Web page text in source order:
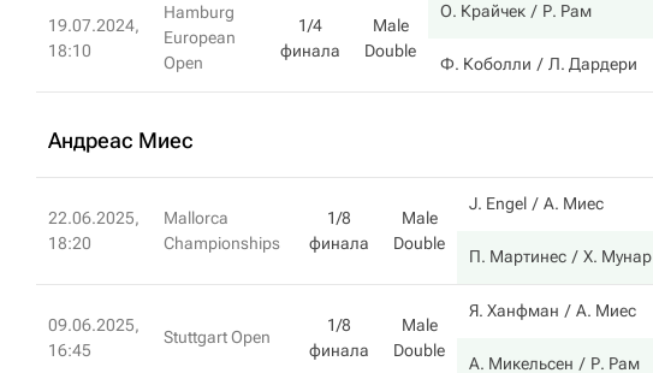
19.07.2024,
18:10
Hamburg
European
Open
1/4
финала
Male
Double
О. Крайчек Р. Рам
Ф. Коболли Л. Дардери
Андреас Миес
22.06.2025,
18:20
Mallorca
Championships
1/8
финала
Male
Double
J. Engel А. Миес
П. Мартинес Х. Мунар
09.06.2025,
16:45
Stuttgart Open
1/8
финала
Male
Double
Я. Ханфман А. Миес
А. Микельсен Р. Рам